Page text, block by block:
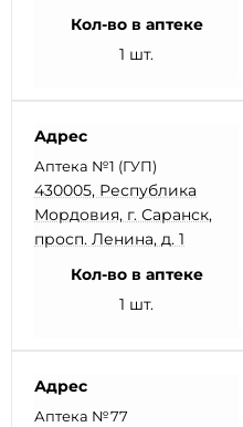
Кол-во в аптеке
1 шт.
Адрес
Аптека №1 (ГУП)
430005, Республика
Мордовия, г. Саранск,
просп. Ленина, д. 1
Кол-во в аптеке
1 шт.
Адрес
Аптека №77